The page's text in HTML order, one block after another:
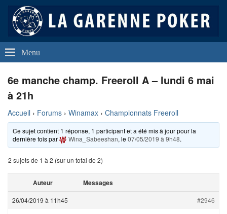
La Garenne Poker
Club de Poker de La Garenne Colombes (92250)
Menu
6e manche champ. Freeroll A – lundi 6 mai
à 21h
Accueil › Forums › Winamax › Championnats Freeroll
Ce sujet contient 1 réponse, 1 participant et a été mis à jour pour la
dernière fois par
Wina_Sabeeshan, le07/05/2019 à 9h48.
2 sujets de 1 à 2 (sur un total de 2)
Auteur Messages
26/04/2019 à 11h45 #2946